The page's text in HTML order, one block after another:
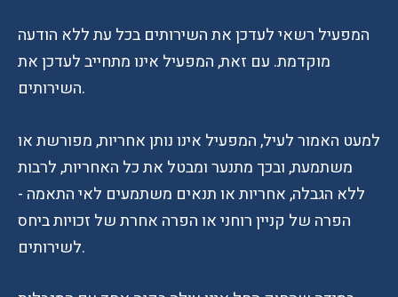
המפעיל רשאי לעדכן את השירותים בכל עת ללא הודעה
מוקדמת. עם זאת, המפעיל אינו מתחייב לעדכן את
השירותים.
למעט האמור לעיל, המפעיל אינו נותן אחריות, מפורשת או
משתמעת, ובכך מתנער ומבטל את כל האחריות, לרבות
ללא הגבלה, אחריות או תנאים משתמעים לאי התאמה -
הפרה של קניין רוחני או הפרה אחרת של זכויות ביחס
לשירותים.